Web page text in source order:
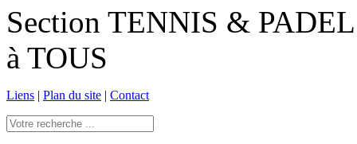
Section TENNIS &
à TOUS
Liens | Plan du site | Contact